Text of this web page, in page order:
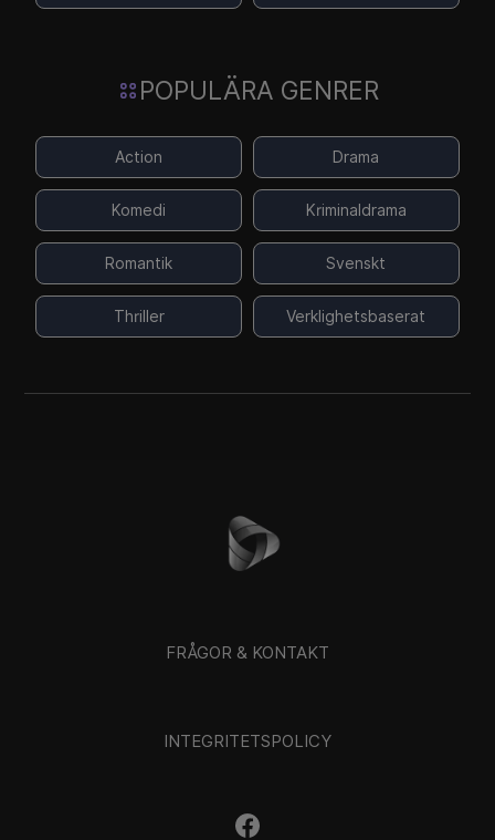
POPULÄRA GENRER
Action Drama
Komedi Kriminaldrama
Romantik Svenskt
Thriller Verklighetsbaserat
FRÅGOR & KONTAKT
INTEGRITETSPOLICY